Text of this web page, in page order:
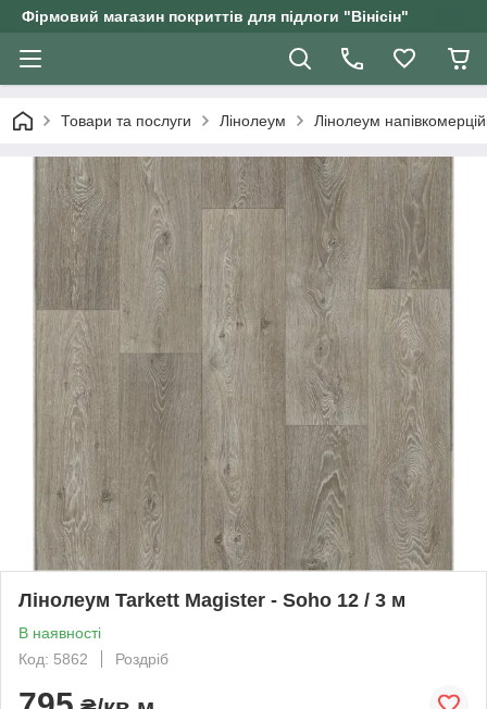
Фірмовий магазин покриттів для підлоги "Вінісін"
Товари та послуги Лінолеум Лінолеум
Лінолеум Tarkett Magister - Soho 12 / 3 м
В наявності
Код: 5862
Роздріб